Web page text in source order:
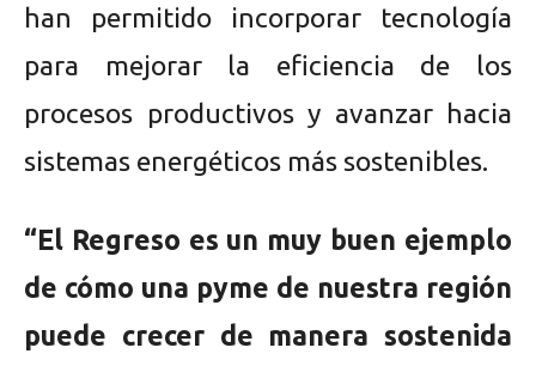
han permitido incorporar tecnología
para mejorar la eficiencia de los
procesos productivos y avanzar hacia
sistemas energéticos más sostenibles.
“El Regreso es un muy buen ejemplo
de cómo una pyme de nuestra región
puede crecer de manera sostenida